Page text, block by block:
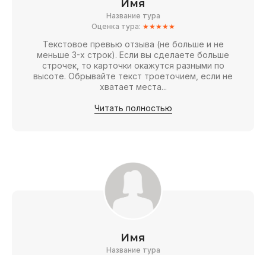
Имя
Название тура
Оценка тура: ★★★★★
Текстовое превью отзыва (не больше и не
меньше 3-х строк). Если вы сделаете больше
строчек, то карточки окажутся разными по
высоте. Обрывайте текст троеточием, если не
хватает места...
Читать полностью
Имя
Название тура